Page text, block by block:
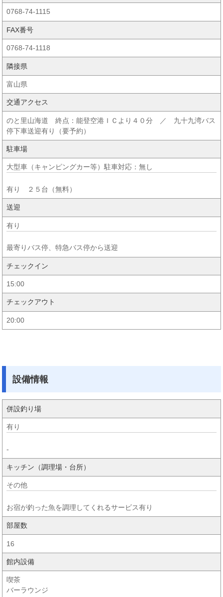
0768-74-1115
FAX番号
0768-74-1118
隣接県
富山県
交通アクセス
のと里山海道 終点：能登空港ＩＣより４０分 ／ 九十九湾バス
停下車送迎有り（要予約）
駐車場
大型車（キャンピングカー等）駐車対応：無し
有り ２５台（無料）
送迎
有り
最寄りバス停、特急バス停から送迎
チェックイン
15:00
チェックアウト
20:00
設備情報
併設釣り場
有り
-
キッチン（調理場・台所）
その他
お宿が釣った魚を調理してくれるサービス有り
部屋数
16
館内設備
喫茶
バーラウンジ